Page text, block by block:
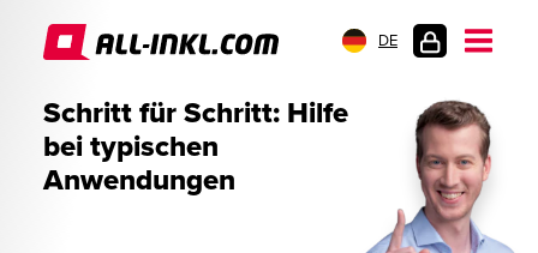
DE
Schritt für Schritt: Hilfe
bei typischen
Anwendungen